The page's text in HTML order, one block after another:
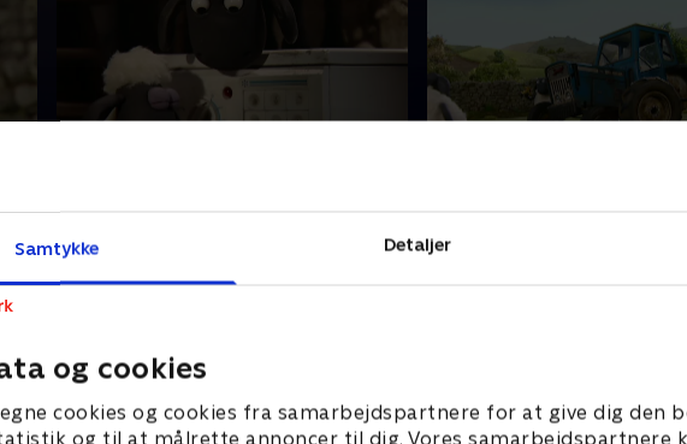
Samtykke Detaljer
og cookies
cookies og cookies fra samarbejdspartnere for at give dig den
og til at målrette annoncer til dig. Vores samarbejdspartnere
Frode er bondegårdens sorte får,
som altid laver sjov og fåre-streger.
Hver gang bondemanden vender
1. juli 2016 • 7 min
Frode er bondegårdens